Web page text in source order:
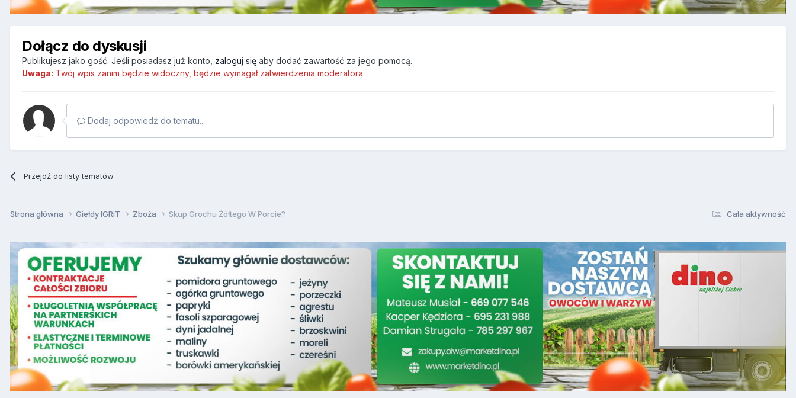
Dołącz do dyskusji
Publikujesz jako gość. Jeśli posiadasz już konto, zaloguj się aby dodać zawartość za jego pomocą.
Uwaga: Twój wpis zanim będzie widoczny, będzie wymagał zatwierdzenia moderatora.
Dodaj odpowiedź do tematu...
Przejdź do listy tematów
Cała aktywność
Strona główna Giełdy IGRiT Zboża Skup Grochu Żółtego W Porcie?